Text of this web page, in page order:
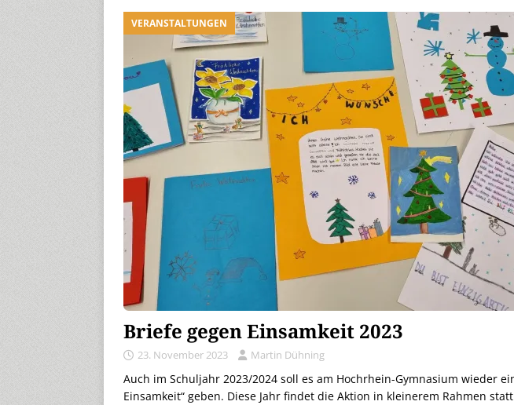
[ 1. August 2026 ]
Die Niarts Charts im August 2026 MUSIK
VERANSTALTUNGEN
Briefe gegen Einsamkeit 2023
23. November 2023 Martin Dühning
Auch im Schuljahr 2023/2024 soll es am Hochrhein-Gymnasium wieder
Einsamkeit“ geben. Diese Jahr findet die Aktion in kleinerem Rahmen